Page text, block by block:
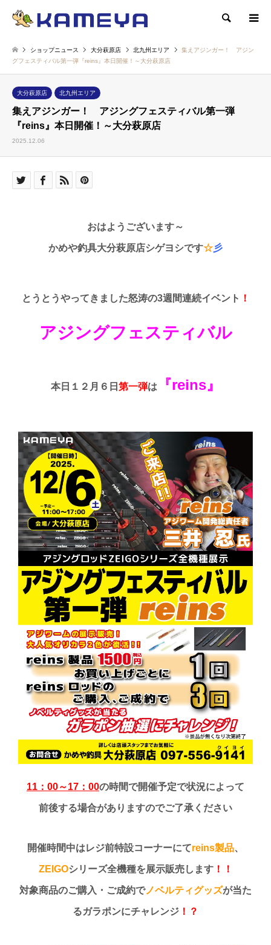
検索
ショップニュース 大分萩原店 北九州エリア
集えアジンガー！ アジン
グフェスティバル第一弾『reins』本日開催！～大分萩原店
大分萩原店 北九州エリア
集えアジンガー！ アジングフェスティバル第一弾
『reins』本日開催！～大分萩原店
2025.12.06
おはようございます～
かめや釣具大分萩原店シゲヨシです☆彡
とうとうやってきました怒涛の3週間連続イベント ！
アジングフェスティバル
本日１２月６日 第一弾は 『reins』
11：00～17：00の時間で開催予定で状況によって
前後する場合がありますのでご了承ください
開催時間中はレジ前特設コーナーにてreins製品、
ZEIGOシリーズ全機種を展示販売します！！
対象商品のご購入・ご成約でノベルティグッズが当た
るガラポンにチャレンジ ！？